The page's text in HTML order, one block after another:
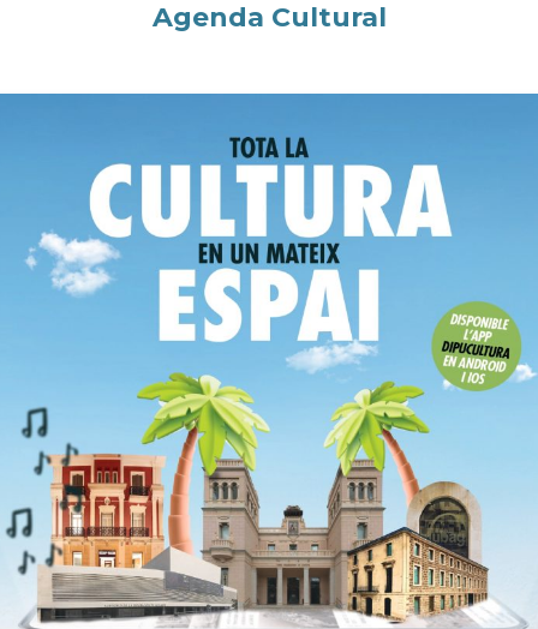
Agenda Cultural